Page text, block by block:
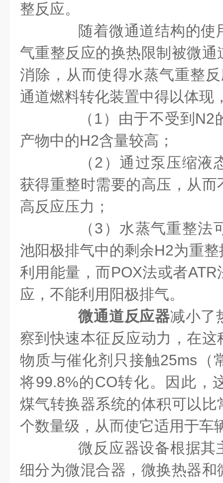
整反应。
随着微通道结构的使
气重整反应的换热限制被微
消除，从而使得水蒸气重整
通道燃料转化装置中得以体现
（1）由于不受到N2
产物中的H2含量较高；
（2）通过泵压缩液
获得重整时需要的高压，从
高反应压力；
（3）水蒸气重整法
池阳极排气中的剩余H2为重
利用能量，而POX法或者
应，不能利用阳极排气。
微通道反应器减小了
察到快速本征反应动力，在
物质与催化剂只接触25ms（
将99.8%的CO转化。因此，
煤气转换器系统的体积可以
个数量级，从而使它适用于车
微反应器设备根据其
细分为微混合器，微换热器